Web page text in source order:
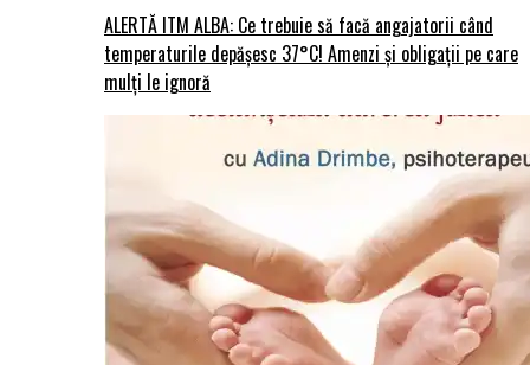
ALERTĂ ITM ALBA: Ce trebuie să facă angajatorii când
temperaturile depășesc 37°C! Amenzi și obligații pe care
mulți le ignoră